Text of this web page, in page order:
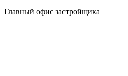
Главный офис застройщика